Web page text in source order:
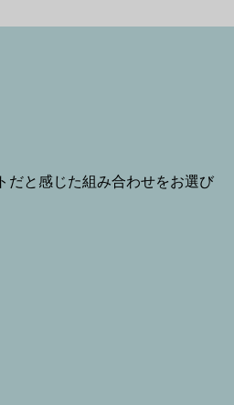
だと感じた組み合わせをお選び